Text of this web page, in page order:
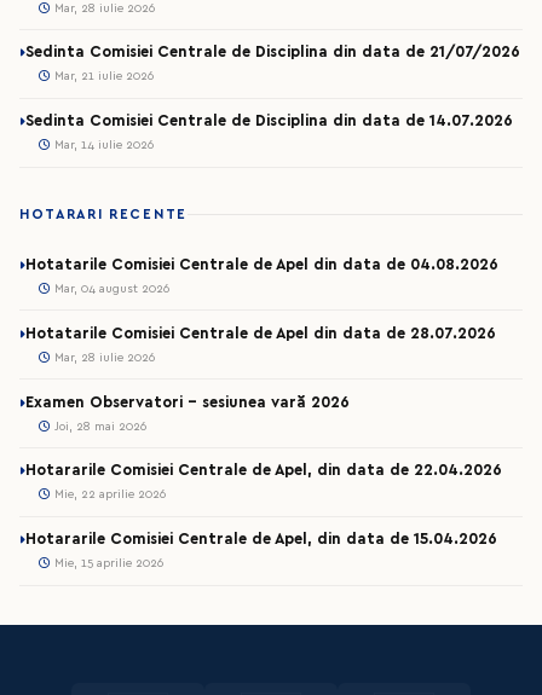
Mar, 28 iulie 2026
Sedinta Comisiei Centrale de Disciplina din data de 21/07/2026
Mar, 21 iulie 2026
Sedinta Comisiei Centrale de Disciplina din data de 14.07.2026
Mar, 14 iulie 2026
HOTARARI RECENTE
Hotatarile Comisiei Centrale de Apel din data de 04.08.2026
Mar, 04 august 2026
Hotatarile Comisiei Centrale de Apel din data de 28.07.2026
Mar, 28 iulie 2026
Examen Observatori - sesiunea vară 2026
Joi, 28 mai 2026
Hotararile Comisiei Centrale de Apel, din data de 22.04.2026
Mie, 22 aprilie 2026
Hotararile Comisiei Centrale de Apel, din data de 15.04.2026
Mie, 15 aprilie 2026